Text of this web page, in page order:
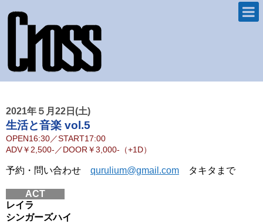
2021年５月22日(土)
生活と音楽 vol.5
OPEN16:30／START17:00
ADV￥2,500- ／DOOR ￥3,000-（+1D）
予約・問い合わせ qurulium@gmail.com タキタまで
ACT
レイラ
シンガーズハイ